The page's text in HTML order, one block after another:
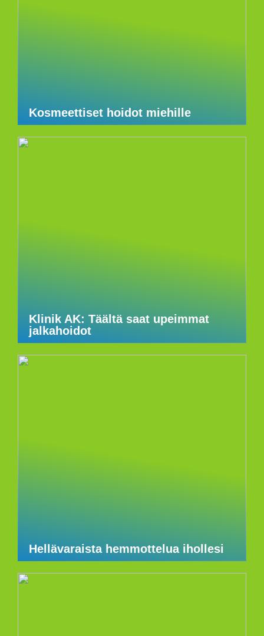
Kosmeettiset hoidot miehille
Klinik AK: Täältä saat upeimmat
jalkahoidot
Hellävaraista hemmottelua ihollesi